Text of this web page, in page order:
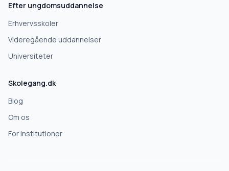
Deles kun med gymnasier, der matcher det, du søger.
Efter ungdomsuddannelse
Erhvervsskoler
Videregående uddannelser
Universiteter
Skolegang.dk
Blog
Om os
For institutioner